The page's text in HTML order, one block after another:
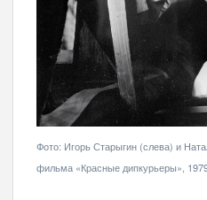
Фото: Игорь Старыгин (слева) и
фильма «Красные дипкурьеры»,